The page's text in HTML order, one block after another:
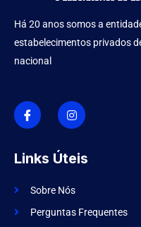
Há 20 anos somos a
estabelecimentos privados
nacional
I
c
o
n
f
a
e
o
I
n
s
t
g
r
m
Links Úteis
Sobre Nós
Perguntas Frequentes